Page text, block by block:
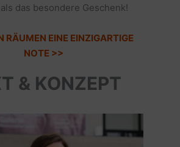
das besondere Geschenk!
RÄUMEN EINE EINZIGARTIGE
NOTE >>
& KONZEPT